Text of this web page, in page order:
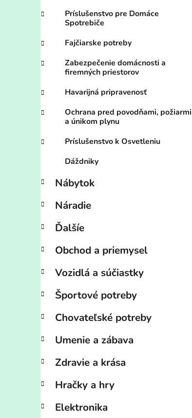
Príslušenstvo pre Domáce
Spotrebiče
Fajčiarske potreby
Zabezpečenie domácnosti a
firemných priestorov
Havarijná pripravenosť
Ochrana pred povodňami, požiarmi
a únikom plynu
Príslušenstvo k Osvetleniu
Dáždniky
Nábytok
Náradie
Ďalšíe
Obchod a priemysel
Vozidlá a súčiastky
Športové potreby
Chovateľské potreby
Umenie a zábava
Zdravie a krása
Hračky a hry
Elektronika